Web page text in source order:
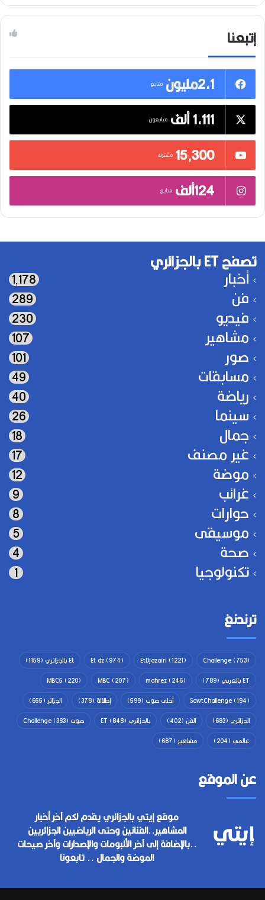
إتبعنا
2,1مليون
متابع
1,111 ألف متابعون
15٬300 مشترك
124ألف متابع
تصفح ET بالجزائري
أخبار 1٬178
فن 289
فيديو 230
مشاهير 107
صور 101
مسابقات 49
رياضة 40
سينما 26
جمال 18
غير مصنف 17
موضة 12
غرائب 9
حوارات 8
موسيقى 5
صحة 4
تكنولوجيا 1
ترندنغ
Challenge(753)
EtDjazairi (1221)
Et dz(974) Et بالجزائري
(1159)
ET بالعربي
(789)
mahrez(246)
MBC(207)
MBC5 (220)
SawtChallenge(194) أحلى صوت (599) إطلالة (378) الجزائر (655)
الجزائري (683) الفن (402) بالجزائري ET (848) صوت Challenge (383)
عالمي (204) مشاهير (687)
عن الموقع
موقع إيتي بالجزائري يقدم لكم آخر أخبار
المشاهير..الفنانين وحتى الرياضيين الجزائريين
..بالإضافة إلى آخر الألبومات والإصدارات وآخر صيحات
الموضة والجمال .. تابعونا